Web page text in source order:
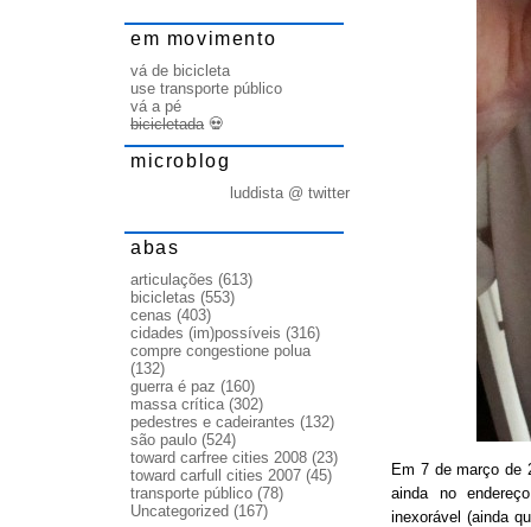
Em 7 de março de
ainda no
inexorável (ainda
em movimento
vá de bicicleta
use transporte público
vá a pé
bicicletada💀
microblog
luddista @ twitter
abas
articulações (613)
bicicletas (553)
cenas (403)
cidades (im)possíveis (316)
compre congestione polua
(132)
guerra é paz (160)
massa crítica(302)
pedestres e cadeirantes (132)
são paulo (524)
toward carfree cities 2008 (23)
toward carfull cities 2007 (45)
transporte público (78)
Uncategorized (167)